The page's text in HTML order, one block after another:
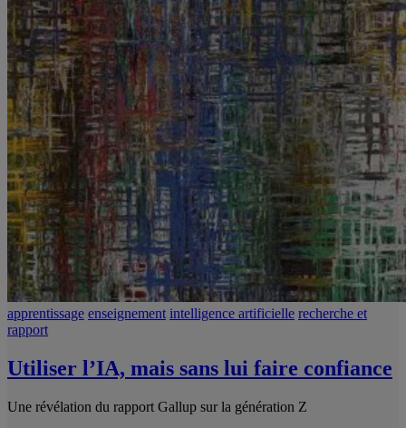
apprentissage enseignement intelligence artificielle recherche et
rapport
Utiliser l’IA, mais sans lui faire confiance
Une révélation du rapport Gallup sur la génération Z